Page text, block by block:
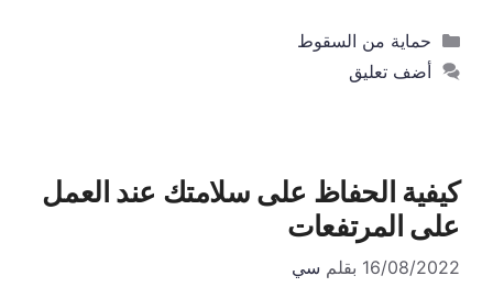
التصنيفات
حماية من السقوط
أضف تعليق
كيفية الحفاظ على سلامتك عند العمل
على المرتفعات
16/08/2022 بقلم سي